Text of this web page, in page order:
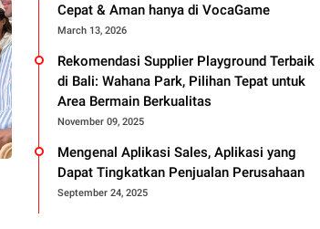
Cepat & Aman hanya di VocaGame
March 13, 2026
Rekomendasi Supplier Playground Terbaik
di Bali: Wahana Park, Pilihan Tepat untuk
Area Bermain Berkualitas
November 09, 2025
Mengenal Aplikasi Sales, Aplikasi yang
Dapat Tingkatkan Penjualan Perusahaan
September 24, 2025